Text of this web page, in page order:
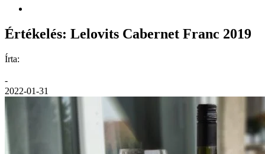
Értékelés: Lelovits Cabernet Franc 2019
Írta:
-
2022-01-31